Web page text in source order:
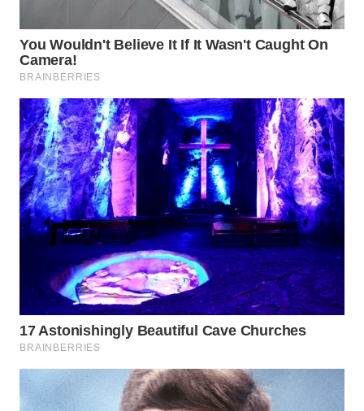
WN
CIANJUR
WN
KEPULAUAN
SERIBU
WN
TANGERANG
BINJAI
WN
CIREBON